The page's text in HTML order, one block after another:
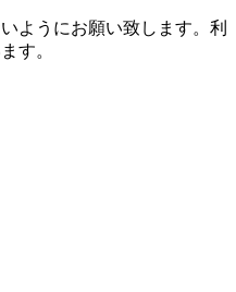
ようにお願い致します。利
す。